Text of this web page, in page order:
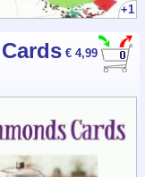
+1
€ 4,99